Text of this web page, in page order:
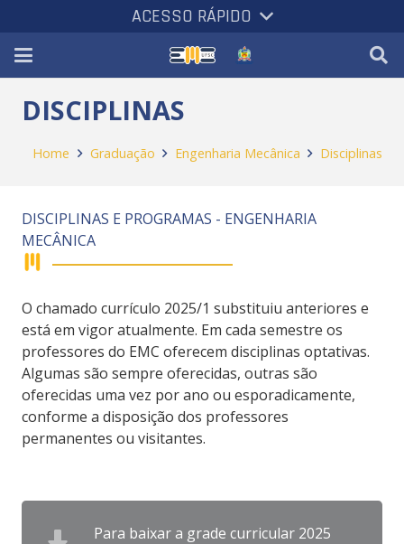
ACESSO RÁPIDO
DISCIPLINAS
Home Graduação Engenharia Mecânica Disciplinas
DISCIPLINAS E PROGRAMAS - ENGENHARIA
MECÂNICA
O chamado currículo 2025/1 substituiu anteriores e
está em vigor atualmente. Em cada semestre os
professores do EMC oferecem disciplinas optativas.
Algumas são sempre oferecidas, outras são
oferecidas uma vez por ano ou esporadicamente,
conforme a disposição dos professores
permanentes ou visitantes.
Para baixar a grade curricular 2025